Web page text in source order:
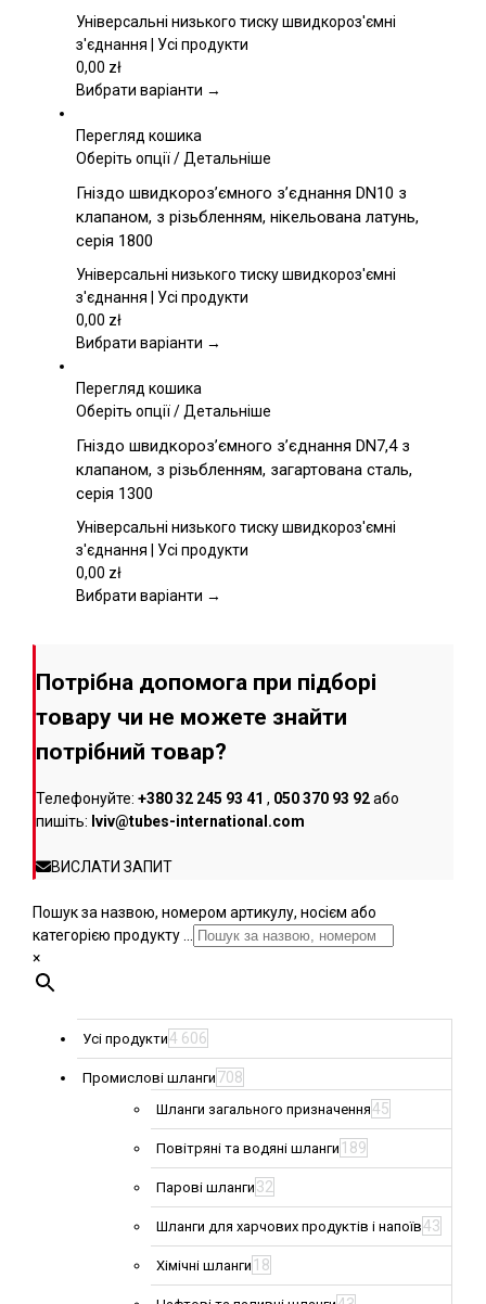
Параметри
можна
на
товару
Універсальні низького тиску швидкороз'ємні
з'єднання | Усі продукти
0,00 zł
Вибрати варіанти →
Перегляд кошика
Оберіть опціїЦей
має
кілька
Параметри
можна
на
товару
/Детальніше
Гніздо швидкороз’ємного з’єднання DN10 з
клапаном, з різьбленням, нікельована латунь,
серія 1800
Універсальні низького тиску швидкороз'ємні
з'єднання | Усі продукти
0,00 zł
Вибрати варіанти →
Перегляд кошика
Оберіть опціїЦей
має
кілька
Параметри
можна
на
/Детальніше
Гніздо швидкороз’ємного з’єднання DN7,4 з
клапаном, з різьбленням, загартована сталь,
серія 1300
Універсальні низького тиску швидкороз'ємні
з'єднання | Усі продукти
0,00 zł
Вибрати варіанти →
Потрібна допомога при підборі
товару чи не можете знайти
потрібний товар?
Телефонуйте: +380 32 245 93 41 , 050 370 93 92або
пишіть: lviv@tubes-international.com
ВИСЛАТИ ЗАПИТ
Пошук за назвою, номером артикулу, носієм або
категорією продукту ...
×
Усі продукти4 606
Промислові шланги 708
Шланги загального призначення45
Повітряні та водяні шланги 189
Парові шланги 32
Шланги для харчових продуктів і напоїв43
Хімічні шланги 18